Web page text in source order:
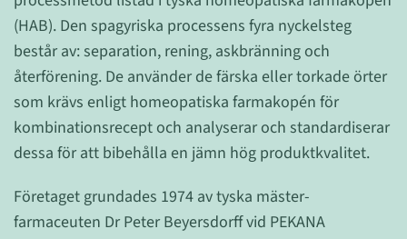
(HAB). Den spagyriska processens fyra nyckelsteg
består av: separation, rening, askbränning och
återförening. De använder de färska eller torkade örter
som krävs enligt homeopatiska farmakopén för
kombinationsrecept och analyserar och standardiserar
dessa för att bibehålla en jämn hög produktkvalitet.
Företaget grundades 1974 av tyska mäster-
farmaceuten Dr Peter Beyersdorff vid PEKANA